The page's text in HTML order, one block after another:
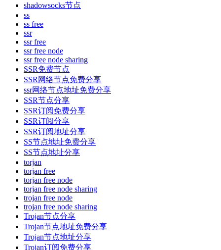
shadowsocks节点
ss
ss free
ssr
ssr free
ssr free node
ssr free node sharing
SSR免费节点
SSR网络节点免费分享
ssr网络节点地址免费分享
SSR节点分享
SSR订阅免费分享
SSR订阅分享
SSR订阅地址分享
SS节点地址免费分享
SS节点地址分享
torjan
torjan free
torjan free node
torjan free node sharing
trojan free node
trojan free node sharing
Trojan节点分享
Trojan节点地址免费分享
Trojan节点地址分享
Trojan订阅免费分享